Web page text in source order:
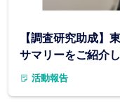
【調査研究助成
サマリーをご紹介
活動報告